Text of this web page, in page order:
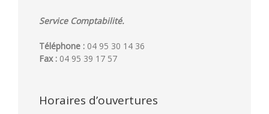
Service Comptabilité.
Téléphone : 04 95 30 14 36
Fax : 04 95 39 17 57
Horaires d’ouvertures